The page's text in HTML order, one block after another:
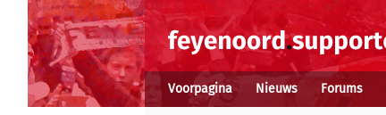
Voorpagina Nieuws Forums